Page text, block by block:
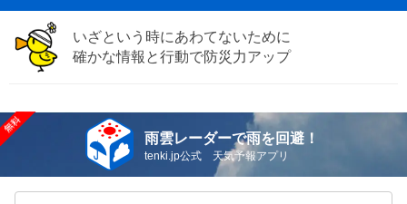
いざという時にあわてないために
確かな情報と行動で防災力アップ
雨雲レーダーで雨を回避！
tenki.jp公式 天気予報アプリ